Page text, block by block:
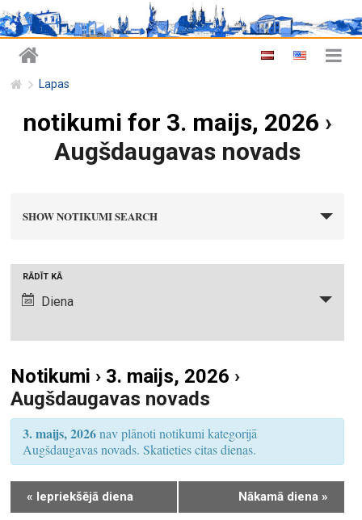
Lapas
notikumi for 3. maijs, 2026 ›
Augšdaugavas novads
i
S
e
a
c
h
a
SHOW NOTIKUMI SEARCH
i
u
m
s
i
e
RĀDĪT KĀ
Diena
Notikumi › 3. maijs, 2026 ›
Augšdaugavas novads
3. maijs, 2026nav plānoti notikumi kategorijā
Augšdaugavas novads. Skatieties citas dienas.
« Iepriekšējā diena Nākamā diena »